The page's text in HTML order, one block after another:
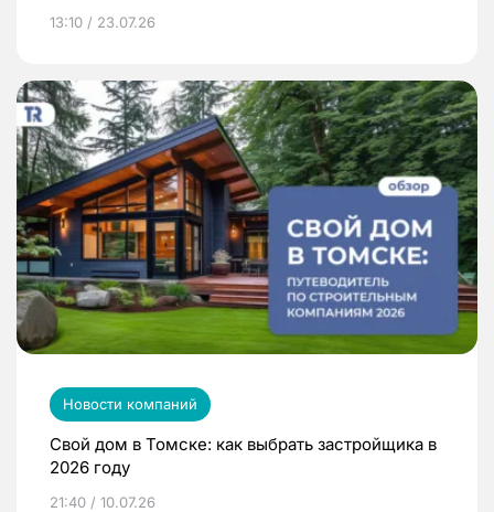
13:10 / 23.07.26
Новости компаний
Свой дом в Томске: как выбрать застройщика в
2026 году
21:40 / 10.07.26